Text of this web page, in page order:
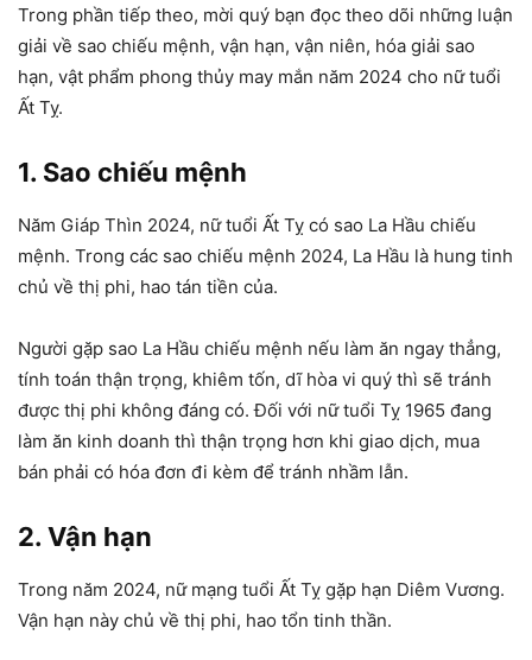
Trong phần tiếp theo, mời quý bạn đọc theo dõi những luận
giải về sao chiếu mệnh, vận hạn, vận niên, hóa giải sao
hạn, vật phẩm phong thủy may mắn năm 2024 cho nữ tuổi
Ất Tỵ.
1. Sao chiếu mệnh
Năm Giáp Thìn 2024, nữ tuổi Ất Tỵ có sao La Hầu chiếu
mệnh. Trong các sao chiếu mệnh 2024, La Hầu là hung tinh
chủ về thị phi, hao tán tiền của.
Người gặp sao La Hầu chiếu mệnh nếu làm ăn ngay thẳng,
tính toán thận trọng, khiêm tốn, dĩ hòa vi quý thì sẽ tránh
được thị phi không đáng có. Đối với nữ tuổi Tỵ 1965 đang
làm ăn kinh doanh thì thận trọng hơn khi giao dịch, mua
bán phải có hóa đơn đi kèm để tránh nhầm lẫn.
2. Vận hạn
Trong năm 2024, nữ mạng tuổi Ất Tỵ gặp hạn Diêm Vương.
Vận hạn này chủ về thị phi, hao tổn tinh thần.